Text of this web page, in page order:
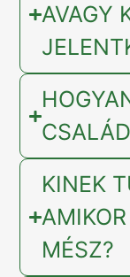
AVAGY
KINEK
MÉSZ?